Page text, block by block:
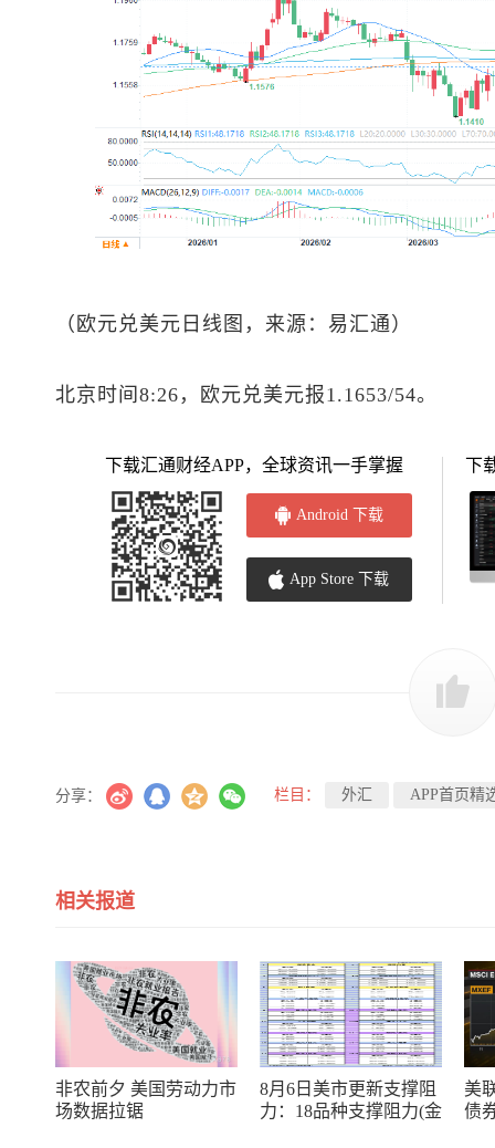
（ 欧元兑美元 日线图，来源：易汇通）
北京时间8:26， 欧元兑美元报1.1653/54。
下载汇通财经APP，全球资讯一手掌握
Android 下载
App Store 下载
下
分享： 栏目： 外汇 APP首页精
相关报道
非农前夕 美国劳动力市
场数据拉锯
8月6日美市更新支撑阻
力：18品种支撑阻力(金
美
债